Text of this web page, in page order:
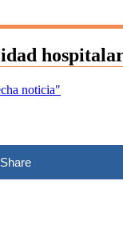
noticia"
Share